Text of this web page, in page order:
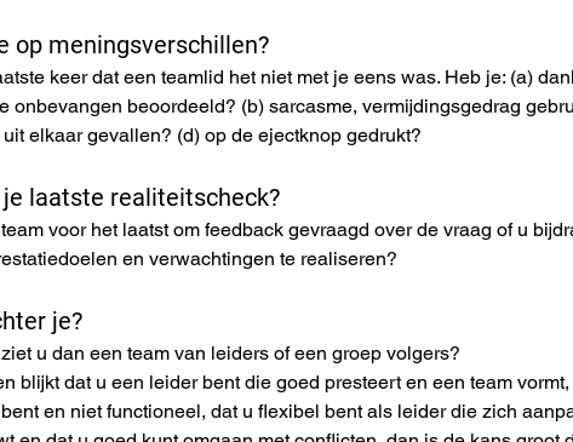
op meningsverschillen?
keer dat een teamlid het niet met je eens was. Heb je: (a)
onbevangen beoordeeld? (b) sarcasme, vermijdingsgedrag
elkaar gevallen? (d) op de ejectknop gedrukt?
laatste realiteitscheck?
voor het laatst om feedback gevraagd over de vraag of u
en verwachtingen te realiseren?
je?
u dan een team van leiders of een groep volgers?
blijkt dat u een leider bent die goed presteert en een team
en niet functioneel, dat u flexibel bent als leider die zich